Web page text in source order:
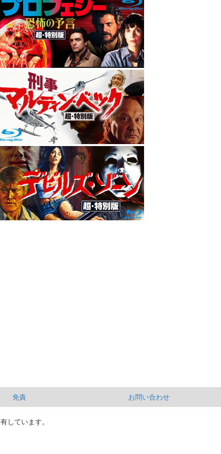
免責 お問い合わせ
しています。